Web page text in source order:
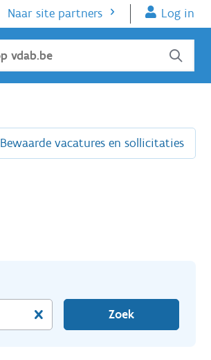
Naar site partners Log in
Bewaarde vacatures en sollicitaties
Zoek